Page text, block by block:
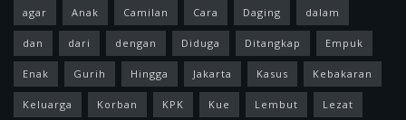
agar Anak Camilan Cara Daging dalam
dan dari dengan Diduga Ditangkap Empuk
Enak Gurih Hingga Jakarta Kasus Kebakaran
Keluarga Korban KPK Kue Lembut Lezat